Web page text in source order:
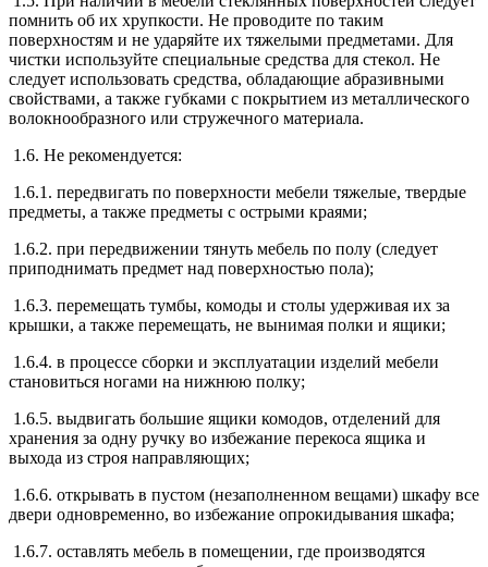
помнить об их хрупкости. Не проводите по таким
поверхностям и не ударяйте их тяжелыми предметами. Для
чистки используйте специальные средства для стекол. Не
следует использовать средства, обладающие абразивными
свойствами, а также губками с покрытием из металлического
волокнообразного или стружечного материала.
1.6. Не рекомендуется:
1.6.1. передвигать по поверхности мебели тяжелые, твердые
предметы, а также предметы с острыми краями;
1.6.2. при передвижении тянуть мебель по полу (следует
приподнимать предмет над поверхностью пола);
1.6.3. перемещать тумбы, комоды и столы удерживая их за
крышки, а также перемещать, не вынимая полки и ящики;
1.6.4. в процессе сборки и эксплуатации изделий мебели
становиться ногами на нижнюю полку;
1.6.5. выдвигать большие ящики комодов, отделений для
хранения за одну ручку во избежание перекоса ящика и
выхода из строя направляющих;
1.6.6. открывать в пустом (незаполненном вещами) шкафу все
двери одновременно, во избежание опрокидывания шкафа;
1.6.7. оставлять мебель в помещении, где производятся